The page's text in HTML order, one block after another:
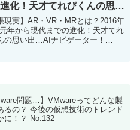
化！天才てれびくんの思い
ナビゲーター！ No.168
現実】AR・VR・MRとは？2016年
年から現代までの進化！天才てれ
の思い出…AIナビゲーター！
問題…】VMwareってどんな製
るの？ 今後の仮想技術のトレンド
に！？ No.132